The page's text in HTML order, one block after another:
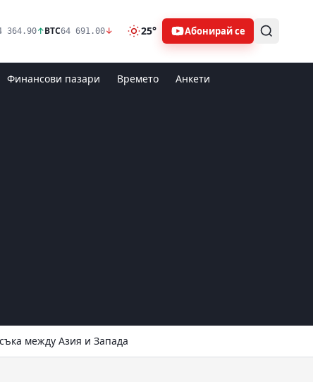
364.90↑BTC64 691.00↓ 25° Абонирай се
Финансови пазари Времето Анкети
между Азия и Запада